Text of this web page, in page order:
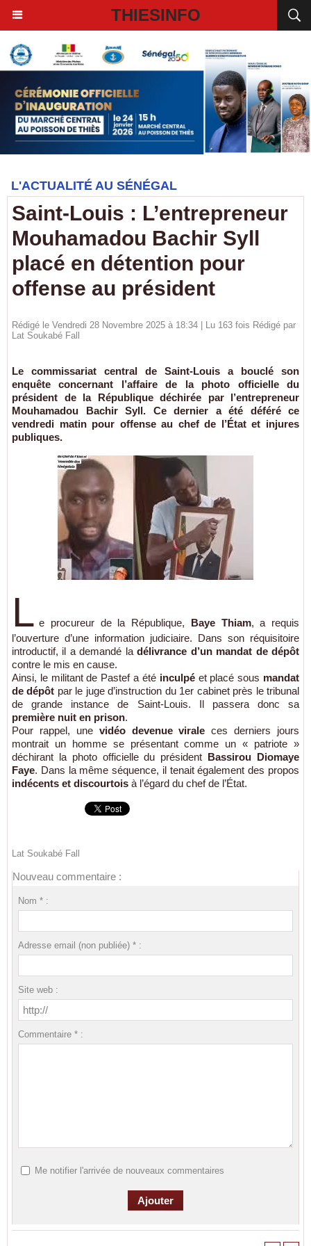
THIESINFO
L'ACTUALITÉ AU SÉNÉGAL
Saint-Louis : L’entrepreneur
Mouhamadou Bachir Syll
placé en détention pour
offense au président
Rédigé le Vendredi 28 Novembre 2025 à 18:34 | Lu 163 fois Rédigé par
Lat Soukabé Fall
Le commissariat central de Saint-Louis a bouclé son
enquête concernant l’affaire de la photo officielle du
président de la République déchirée par l’entrepreneur
Mouhamadou Bachir Syll. Ce dernier a été déféré ce
vendredi matin pour offense au chef de l’État et injures
publiques.
L e procureur de la République, Baye Thiam, a requis
l’ouverture d’une information judiciaire. Dans son réquisitoire
introductif, il a demandé ladélivrance d’un mandat de dépôt
contre le mis en cause.
Ainsi, le militant de Pastef a été inculpéet placé sous mandat
de dépôt par le juge d’instruction du 1er cabinet près le tribunal
de grande instance de Saint-Louis. Il passera donc sa
première nuit en prison.
Pour rappel, une vidéo devenue virale ces derniers jours
montrait un homme se présentant comme un « patriote »
déchirant la photo officielle du président Bassirou Diomaye
Faye. Dans la même séquence, il tenait également des propos
indécents et discourtois à l’égard du chef de l’État.
Lat Soukabé Fall
Nouveau commentaire :
Nom * :
Adresse email (non publiée) * :
Site web :
Commentaire * :
Me notifier l'arrivée de nouveaux commentaires